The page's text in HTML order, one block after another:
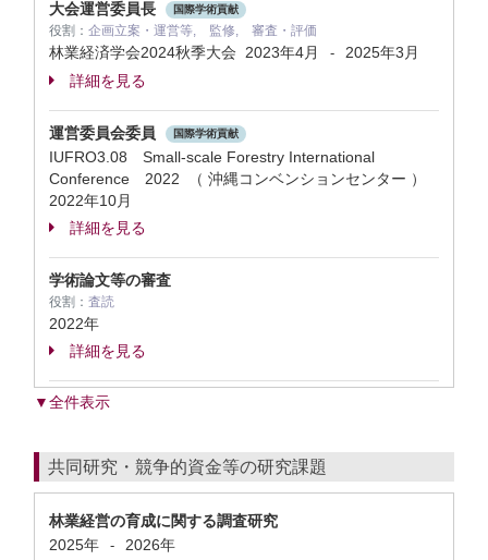
大会運営委員長 国際学術貢献
役割： 企画立案・運営等, 監修, 審査・評価
林業経済学会2024秋季大会 2023年4月 -
2025年3月
詳細を見る
運営委員会委員 国際学術貢献
IUFRO3.08 Small-scale Forestry International
Conference 2022 （ 沖縄コンベンションセンター ）
2022年10月
詳細を見る
学術論文等の審査
役割： 査読
2022年
詳細を見る
▼全件表示
共同研究・競争的資金等の研究課題
林業経営の育成に関する調査研究
2025年
-
2026年